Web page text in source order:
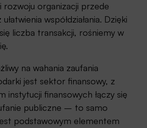
rozwoju organizacji przede
współdziałania. Dzięki
liczba transakcji, rośniemy w
na wahania zaufania
jest sektor finansowy, z
instytucji finansowych łączy się
publiczne – to samo
podstawowym elementem